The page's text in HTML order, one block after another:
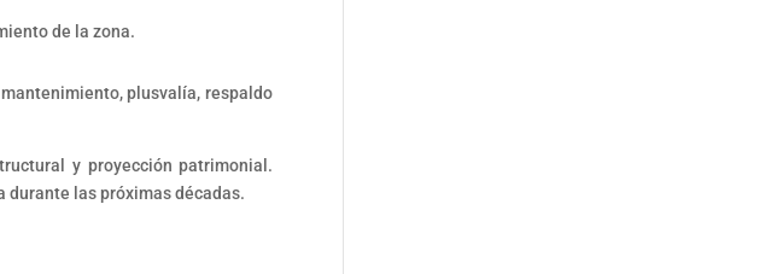
de la zona.
plusvalía, respaldo
y proyección patrimonial.
las próximas décadas.